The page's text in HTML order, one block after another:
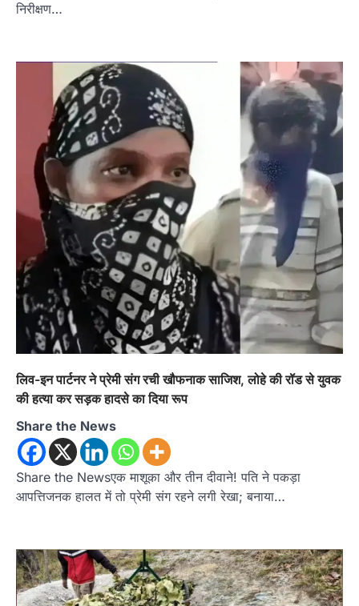
निरीक्षण…
लिव-इन पार्टनर ने प्रेमी संग रची खौफनाक साजिश, लोहे की रॉड से युवक
की हत्या कर सड़क हादसे का दिया रूप
Share the News
Share the Newsएक माशूका और तीन दीवाने! पति ने पकड़ा
आपत्तिजनक हालत में तो प्रेमी संग रहने लगी रेखा; बनाया…
2
उत्तराखण्ड कुमाऊं नैनीताल
संविधान और भ्रष्टाचार तक भाजपा को घेरा
Admin August 8, 2026
हुए कांग्रेस के राष्ट्रीय अध्यक्ष मल्लिकार्जुन…
3
उत्तराखण्ड कुमाऊं ख़बरें नैनीताल
खड़गे की रैली से पहले हल्द्वानी में सियासी
Admin August 8, 2026
कांग्रेस कार्यकर्ताओं की बसें रोकने का आरोप, एसएसपी
ऑफिस में धरने पर बैठे गोदियाल और…